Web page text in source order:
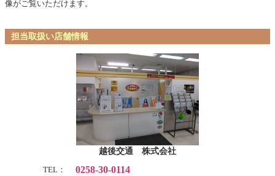
像がご覧いただけます。
担当取扱い店舗情報
越後交通 株式会社
TEL：
0258-30-0114